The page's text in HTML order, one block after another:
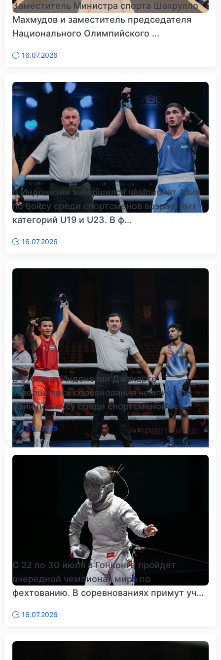
Заместитель Министра спорта Шахрулло
Махмудов и заместитель председателя
Национального Олимпийского ...
16.07.2026
В Индонезии завершился чемпионат Азии
по боксу среди спортсменов возрастных
категорий U19 и U23. В ф...
16.07.2026
В столице Индонезии Джакарте
завершились соревнования чемпионата
Азии по боксу среди спортсменов воз...
16.07.2026
С 22 по 30 июля в Гонконге пройдет
очередной чемпионат мира по
фехтованию. В соревнованиях примут уч...
16.07.2026